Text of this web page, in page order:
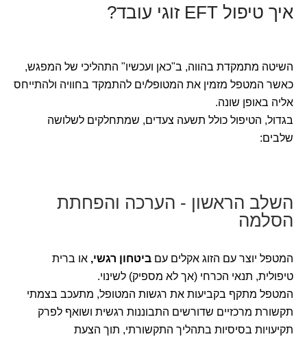
איך טיפול EFT זוגי עובד?
השיטה מתמקדת בהווה, ב"כאן ועכשיו" התהליכי של המפגש,
כאשר המטפל מזמין את המטופל/ים להתמקד בחוויה ולהתייחס
אליה באופן שונה.
בגדול, הטיפול כולל תשעה צעדים, שמתחלקים לשלושה
שלבים:
השלב הראשון - הערכה והפחתת
הסלמה
המטפל יוצר עם הזוג אקלים עם ביטחון רגשי, או ברית
טיפולית, תנאי הכרחי (אך לא מספיק) לשינוי.
המטפל מתקף בקביעות את רגשות המטופל, מתעכב בצמתי
תקשורת מרכזיים שדורשים התבוננות רגשית ושואף לפרק
תקיעויות בסיסיות בתהליך התקשורתי, תוך הצעת